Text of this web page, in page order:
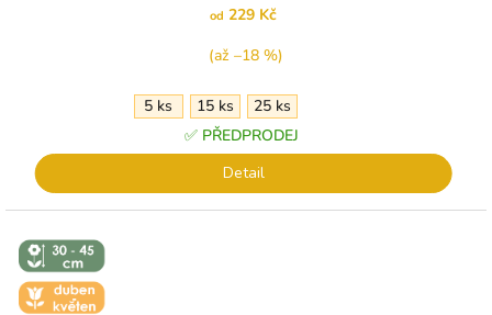
od 229 Kč
(až –18 %)
5 ks 15 ks
25 ks
✅ PŘEDPRODEJ
Detail
↕️ VÝŠKA 30
- 45 CM
🌼 KVĚT -
DUBEN-
KVĚTEN